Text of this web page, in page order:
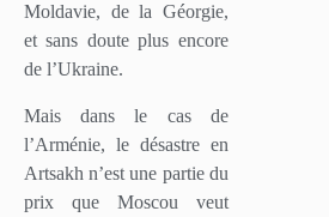
Moldavie, de la Géorgie,
et sans doute plus encore
de l’Ukraine.
Mais dans le cas de
l’Arménie, le désastre en
Artsakh n’est une partie du
prix que Moscou veut